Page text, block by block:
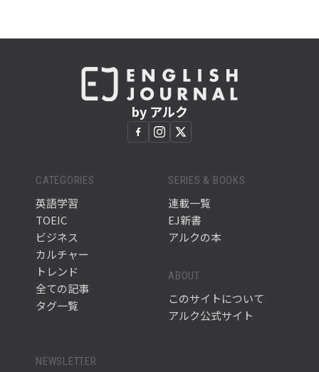
by アルク
CATEGORIES
英語学習
TOEIC
ビジネス
カルチャー
トレンド
全ての記事
タグ一覧
SERIES & BOOKS
連載一覧
EJ新書
アルクの本
ABOUT
このサイトについて
アルク公式サイト
NEWSLETTER